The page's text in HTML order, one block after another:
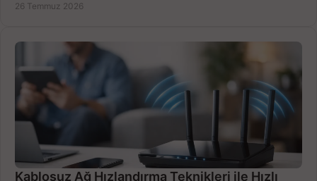
26 Temmuz 2026
Kablosuz Ağ Hızlandırma Teknikleri ile Hızlı